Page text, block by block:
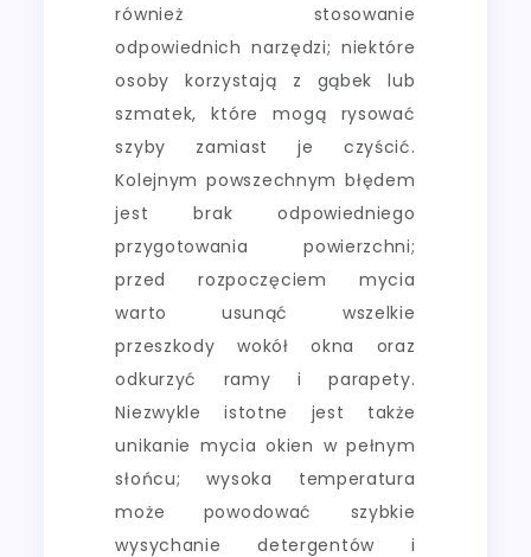
również stosowanie
odpowiednich narzędzi; niektóre
osoby korzystają z gąbek lub
szmatek, które mogą rysować
szyby zamiast je czyścić.
Kolejnym powszechnym błędem
jest brak odpowiedniego
przygotowania powierzchni;
przed rozpoczęciem mycia
warto usunąć wszelkie
przeszkody wokół okna oraz
odkurzyć ramy i parapety.
Niezwykle istotne jest także
unikanie mycia okien w pełnym
słońcu; wysoka temperatura
może powodować szybkie
wysychanie detergentów i